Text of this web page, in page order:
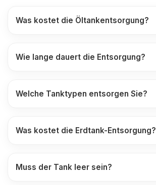
Was kostet die Öltankentsorgung?
Wie lange dauert die Entsorgung?
Welche Tanktypen entsorgen Sie?
Was kostet die Erdtank-Entsorgung?
Muss der Tank leer sein?